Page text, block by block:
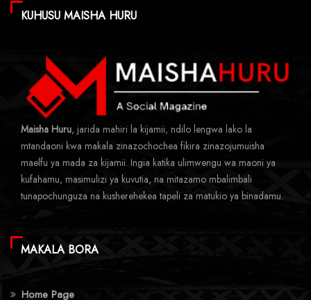
KUHUSU MAISHA HURU
Maisha Huru, jarida mahiri la kijamii, ndilo lengwa lako la
mtandaoni kwa makala zinazochochea fikira zinazojumuisha
maelfu ya mada za kijamii. Ingia katika ulimwengu wa maoni ya
kufahamu, masimulizi ya kuvutia, na mitazamo mbalimbali
tunapochunguza na kusherehekea tapeli za matukio ya binadamu.
MAKALA BORA
Home Page